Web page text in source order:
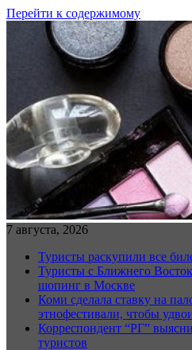
Перейти к содержимому
7 августа, 2026
Туристы раскупили все
Туристы с Ближнего
шопинг в Москве
Коми сделала ставку на
этнофестивали, чтобы
Корреспондент “РГ”
туристов